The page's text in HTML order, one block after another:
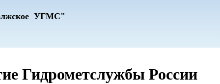
УГМС"
Гидрометслужбы России